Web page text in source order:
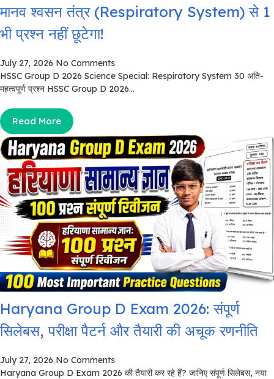
मानव श्वसन तंत्र (Respiratory System) से 1
भी प्रश्न नहीं छूटेगा!
July 27, 2026 No Comments
HSSC Group D 2026 Science Special: Respiratory System 30 अति-
महत्वपूर्ण प्रश्न HSSC Group D 2026...
Read More
Haryana Group D Exam 2026: संपूर्ण
सिलेबस, परीक्षा पैटर्न और तैयारी की अचूक रणनीति
July 27, 2026 No Comments
Haryana Group D Exam 2026 की तैयारी कर रहे हैं? जानिए संपूर्ण सिलेबस, नया